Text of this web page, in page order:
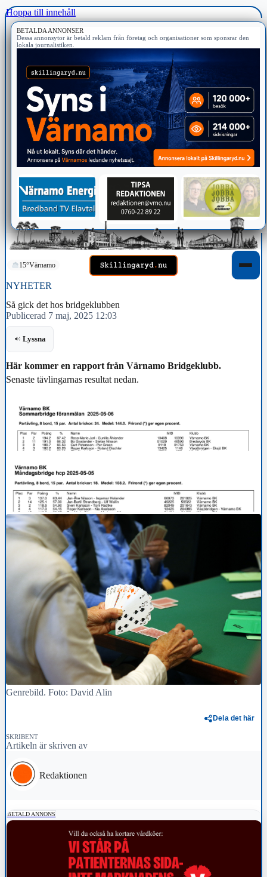
Hoppa till innehåll
BETALDA ANNONSER
Dessa annonsytor är betald reklam från företag och organisationer som sponsrar den
lokala journalistiken.
15°Värnamo
NYHETER
Så gick det hos bridgeklubben
Publicerad 7 maj, 2025 12:03
Lyssna
Här kommer en rapport från Värnamo Bridgeklubb.
Senaste tävlingarnas resultat nedan.
Genrebild. Foto: David Alin
Dela det här
SKRIBENT
Artikeln är skriven av
Redaktionen
BETALD ANNONS